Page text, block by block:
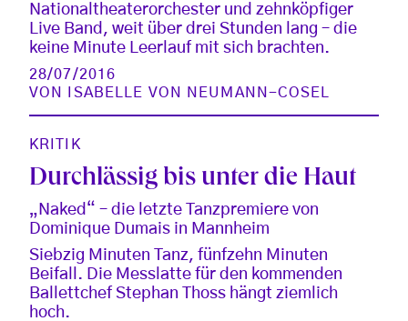
Nationaltheaterorchester und zehnköpfiger
Live Band, weit über drei Stunden lang – die
keine Minute Leerlauf mit sich brachten.
28/07/2016
VON
ISABELLE VON NEUMANN-COSEL
KRITIK
Durchlässig bis unter die Haut
„Naked“ – die letzte Tanzpremiere von
Dominique Dumais in Mannheim
Siebzig Minuten Tanz, fünfzehn Minuten
Beifall. Die Messlatte für den kommenden
Ballettchef Stephan Thoss hängt ziemlich
hoch.